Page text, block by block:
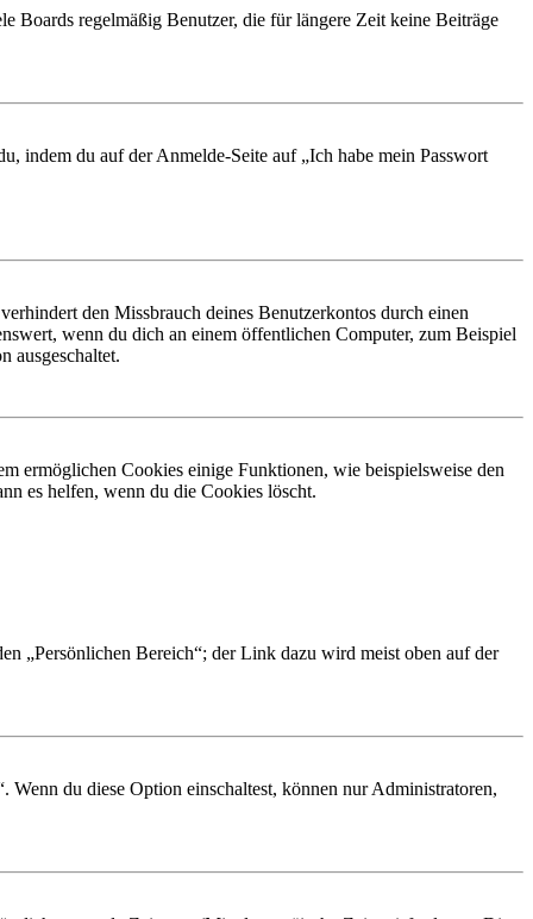
Boards regelmäßig Benutzer, die für längere Zeit keine Beiträge
indem du auf der Anmelde-Seite auf „Ich habe mein Passwort
den Missbrauch deines Benutzerkontos durch einen
wenn du dich an einem öffentlichen Computer, zum Beispiel
ausgeschaltet.
ermöglichen Cookies einige Funktionen, wie beispielsweise den
es helfen, wenn du die Cookies löscht.
„Persönlichen Bereich“; der Link dazu wird meist oben auf der
du diese Option einschaltest, können nur Administratoren,